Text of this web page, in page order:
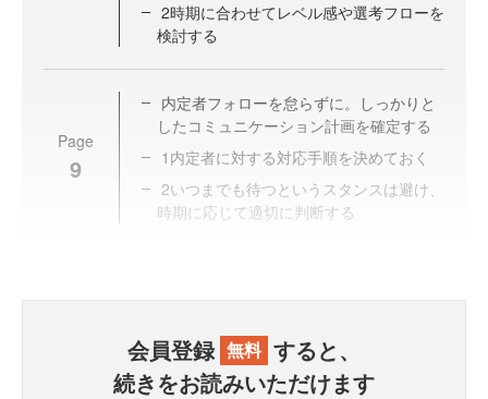
2時期に合わせてレベル感や選考フローを
検討する
Page
9
内定者フォローを怠らずに。しっかりと
したコミュニケーション計画を確定する
1内定者に対する対応手順を決めておく
2いつまでも待つというスタンスは避け、
時期に応じて適切に判断する
会員登録 無料 すると、
続きをお読みいただけます